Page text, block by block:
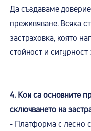
Да създаваме
преживяване. Всяка
застраховка, която
стойност и сигурност
4. Кои са основните
сключването на
- Платформа с лесно